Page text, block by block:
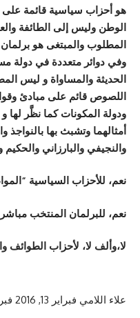
هو أحزاب سياسية قائمة على
الوطن وليس إلى الطائفة
المطلوب والمبتغى هو
وفي دوائر متعددة في دولة
الحديثة والمساواة و ليس
اللصوص قائم على مبادئ
ودولة المكونات كما نظَّر لها
أمثالهما وتشبث بها بالنواجذ
والنجيفي والبارزاني
نعم، للأحزاب السياسية
نعم، للبرلمان المنتخب
لا،وألف لا، لأحزاب الطوائف
علاء اللامي فبراير 13, 2016 فبراير